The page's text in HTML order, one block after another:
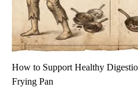
How to Support Healthy
Frying Pan